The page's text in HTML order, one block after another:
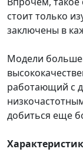
стоит только
заключены в
Модели
работающий с
добиться еще